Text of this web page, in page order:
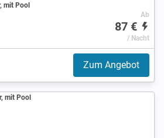
mit Pool
Ab
87 €
/ Nacht
Zum Angebot